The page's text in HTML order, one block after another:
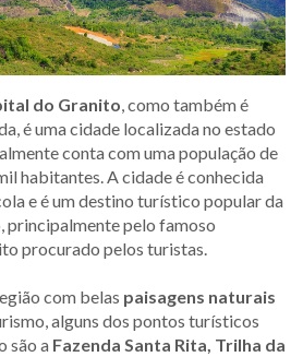
do Granito, como também é
é uma cidade localizada no estado
conta com uma população de
habitantes. A cidade é conhecida
e é um destino turístico popular da
principalmente pelo famoso
procurado pelos turistas.
com belas paisagens naturais
alguns dos pontos turísticos
são a Fazenda Santa Rita, Trilha da